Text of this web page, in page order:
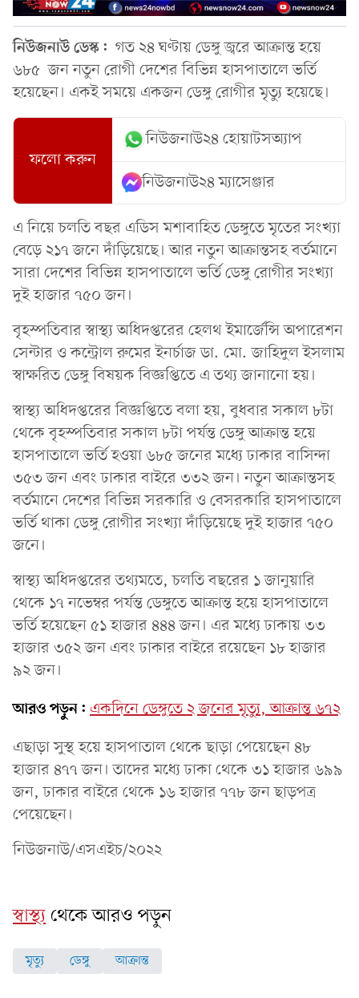
নিউজনাউ ডেস্ক: গত ২৪ ঘণ্টায় ডেঙ্গু জ্বরে আক্রান্ত হয়ে
৬৮৫ জন নতুন রোগী দেশের বিভিন্ন হাসপাতালে ভর্তি
হয়েছেন। একই সময়ে একজন ডেঙ্গু রোগীর মৃত্যু হয়েছে।
ফলো করুন
নিউজনাউ২৪ হোয়াটসঅ্যাপ
নিউজনাউ২৪ ম্যাসেঞ্জার
এ নিয়ে চলতি বছর এডিস মশাবাহিত ডেঙ্গুতে মৃতের সংখ্যা
বেড়ে ২১৭ জনে দাঁড়িয়েছে। আর নতুন আক্রান্তসহ বর্তমানে
সারা দেশের বিভিন্ন হাসপাতালে ভর্তি ডেঙ্গু রোগীর সংখ্যা
দুই হাজার ৭৫০ জন।
বৃহস্পতিবার স্বাস্থ্য অধিদপ্তরের হেলথ ইমার্জেন্সি অপারেশন
সেন্টার ও কন্ট্রোল রুমের ইনর্চাজ ডা. মো. জাহিদুল ইসলাম
স্বাক্ষরিত ডেঙ্গু বিষয়ক বিজ্ঞপ্তিতে এ তথ্য জানানো হয়।
স্বাস্থ্য অধিদপ্তরের বিজ্ঞপ্তিতে বলা হয়, বুধবার সকাল ৮টা
থেকে বৃহস্পতিবার সকাল ৮টা পর্যন্ত ডেঙ্গু আক্রান্ত হয়ে
হাসপাতালে ভর্তি হওয়া ৬৮৫ জনের মধ্যে ঢাকার বাসিন্দা
৩৫৩ জন এবং ঢাকার বাইরে ৩৩২ জন। নতুন আক্রান্তসহ
বর্তমানে দেশের বিভিন্ন সরকারি ও বেসরকারি হাসপাতালে
ভর্তি থাকা ডেঙ্গু রোগীর সংখ্যা দাঁড়িয়েছে দুই হাজার ৭৫০
জনে।
স্বাস্থ্য অধিদপ্তরের তথ্যমতে, চলতি বছরের ১ জানুয়ারি
থেকে ১৭ নভেম্বর পর্যন্ত ডেঙ্গুতে আক্রান্ত হয়ে হাসপাতালে
ভর্তি হয়েছেন ৫১ হাজার ৪৪৪ জন। এর মধ্যে ঢাকায় ৩৩
হাজার ৩৫২ জন এবং ঢাকার বাইরে রয়েছেন ১৮ হাজার
৯২ জন।
আরও পড়ুন: একদিনে ডেঙ্গুতে ২ জনের মৃত্যু, আক্রান্ত ৬৭২
এছাড়া সুস্থ হয়ে হাসপাতাল থেকে ছাড়া পেয়েছেন ৪৮
হাজার ৪৭৭ জন। তাদের মধ্যে ঢাকা থেকে ৩১ হাজার ৬৯৯
জন, ঢাকার বাইরে থেকে ১৬ হাজার ৭৭৮ জন ছাড়পত্র
পেয়েছেন।
নিউজনাউ/এসএইচ/২০২২
স্বাস্থ্যথেকে আরও পড়ুন
মৃত্যু ডেঙ্গু আক্রান্ত